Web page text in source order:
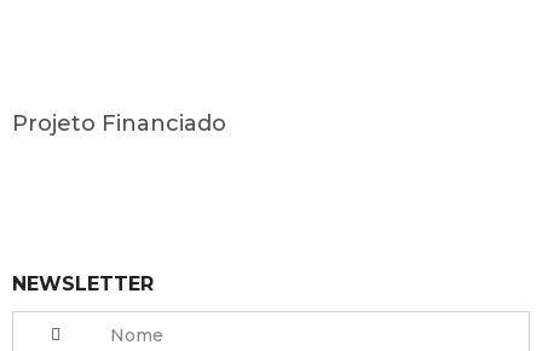
Projeto Financiado
NEWSLETTER